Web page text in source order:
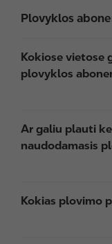
Plovyklos
Kokiose vietose
plovyklos
Ar galiu plauti
naudodamasis
Kokias plovimo